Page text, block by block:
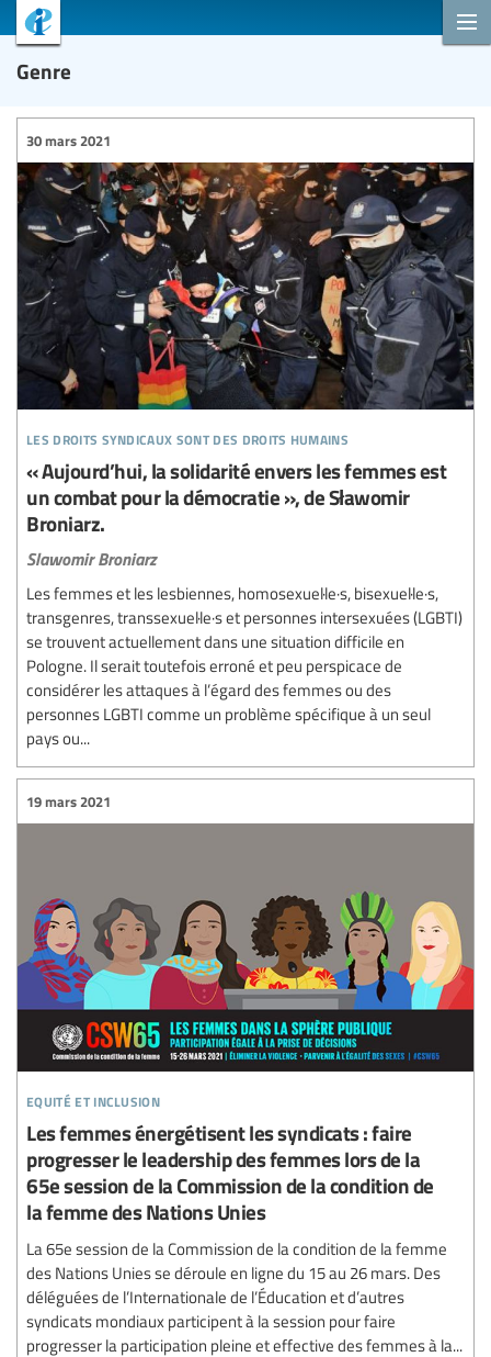
Genre
les droits syndicaux sont des droits humains
30 mars 2021
« Aujourd’hui, la solidarité envers les femmes est
un combat pour la démocratie », de Sławomir
Broniarz.
Slawomir Broniarz
Les femmes et les lesbiennes, homosexuel·le·s, bisexuel·le·s,
transgenres, transsexuel·le·s et personnes intersexuées (LGBTI)
se trouvent actuellement dans une situation difficile en
Pologne. Il serait toutefois erroné et peu perspicace de
considérer les attaques à l’égard des femmes ou des
personnes LGBTI comme un problème spécifique à un seul
pays ou...
equité et inclusion
19 mars 2021
Les femmes énergétisent les syndicats : faire
progresser le leadership des femmes lors de la
65e session de la Commission de la condition de
la femme des Nations Unies
La 65e session de la Commission de la condition de la femme
des Nations Unies se déroule en ligne du 15 au 26 mars. Des
déléguées de l’Internationale de l’Éducation et d’autres
syndicats mondiaux participent à la session pour faire
progresser la participation pleine et effective des femmes à la...